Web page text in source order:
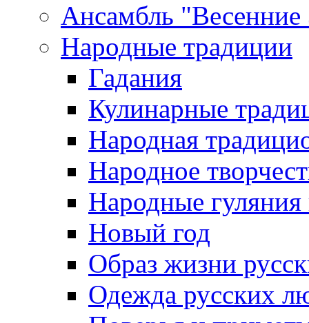
Ансамбль
Народные традиции
Гадания
Кулинарные
Народная
Народное
Народные
Новый год
Образ жизни
Одежда русских